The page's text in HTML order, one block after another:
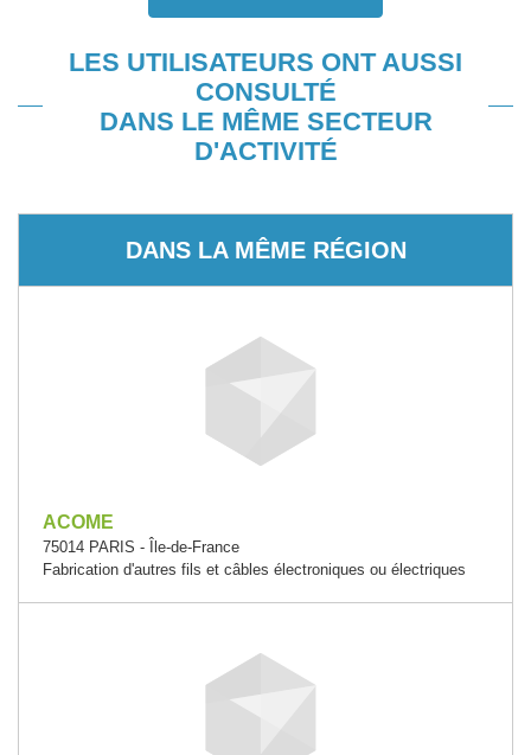
LES UTILISATEURS ONT AUSSI
CONSULTÉ
DANS LE MÊME SECTEUR
D'ACTIVITÉ
DANS LA MÊME RÉGION
ACOME
75014 PARIS - Île-de-France
Fabrication d'autres fils et câbles électroniques ou électriques